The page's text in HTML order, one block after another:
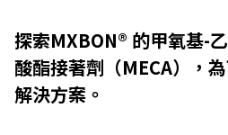
探索MXBON® 的甲氧基-
酸酯接著劑（MECA），
解決方案。